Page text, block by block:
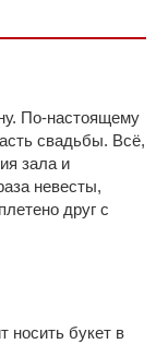
По-настоящему
свадьбы. Всё,
зала и
невесты,
друг с
носить букет в